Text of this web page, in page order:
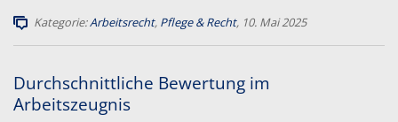
Kategorie:Arbeitsrecht, Pflege & Recht, 10. Mai 2025
Durchschnittliche Bewertung im
Arbeitszeugnis